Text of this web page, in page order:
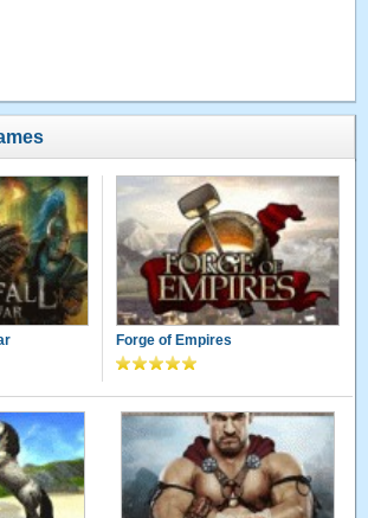
Forge of Empires